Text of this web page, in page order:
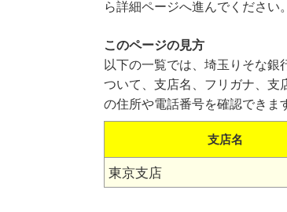
ら詳細ページへ進んでください。
このページの見方
以下の一覧では、埼玉りそな
ついて、支店名、フリガナ、支
の住所や電話番号を確認できま
支店名
東京支店